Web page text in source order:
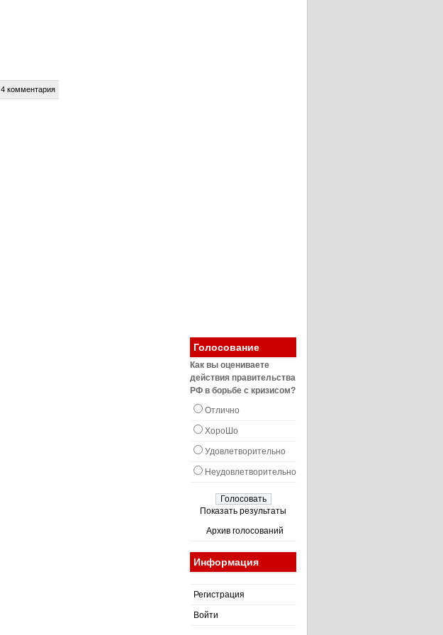
4 комментария
Голосование
Как вы оцениваете
действия правительства
РФ в борьбе с кризисом?
Отлично
ХороШо
Удовлетворительно
Неудовлетворительно
Показать результаты
Архив голосований
Информация
Регистрация
Войти